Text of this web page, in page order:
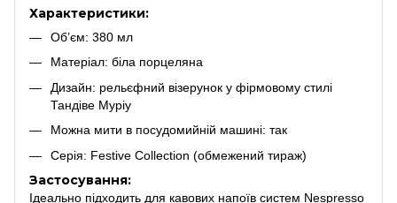
Характеристики:
Об’єм: 380 мл
Матеріал: біла порцеляна
Дизайн: рельєфний візерунок у фірмовому стилі
Тандіве Муріу
Можна мити в посудомийній машині: так
Серія: Festive Collection (обмежений тираж)
Застосування:
Ідеально підходить для кавових напоїв систем Nespresso